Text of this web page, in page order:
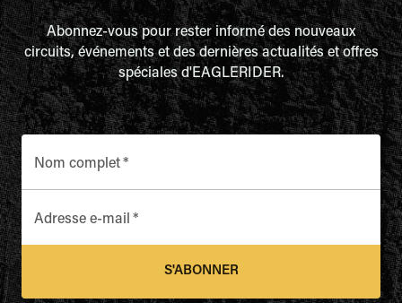
Abonnez-vous pour rester informé des nouveaux
circuits, événements et des dernières actualités et offres
spéciales d'EAGLERIDER.
Nom complet*
Adresse e-mail *
S'ABONNER